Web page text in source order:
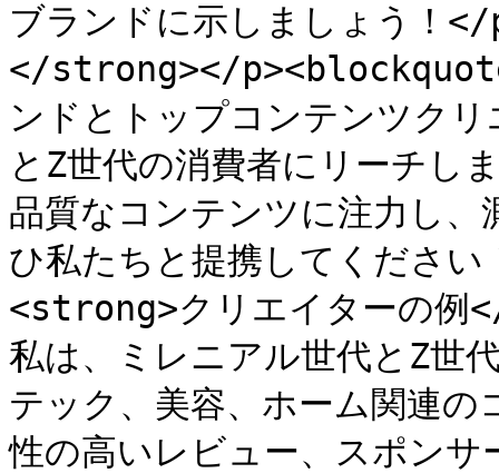
ブランドに示しましょう！
</strong></
ンドとトップコンテンツク
とZ世代の消費者にリーチし
品質なコンテンツに注力し
ひ私たちと提携してくださ
<strong>クリエイターの
私は、ミレニアル世代とZ世
テック、美容、ホーム関連
性の高いレビュー、スポン